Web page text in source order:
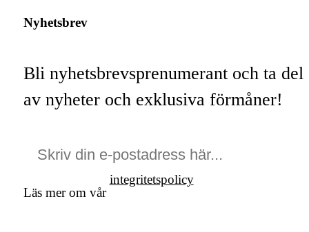
Nyhetsbrev
Bli nyhetsbrevsprenumerant och ta del
av nyheter och exklusiva förmåner!
Läs mer om vår
integritetspolicy